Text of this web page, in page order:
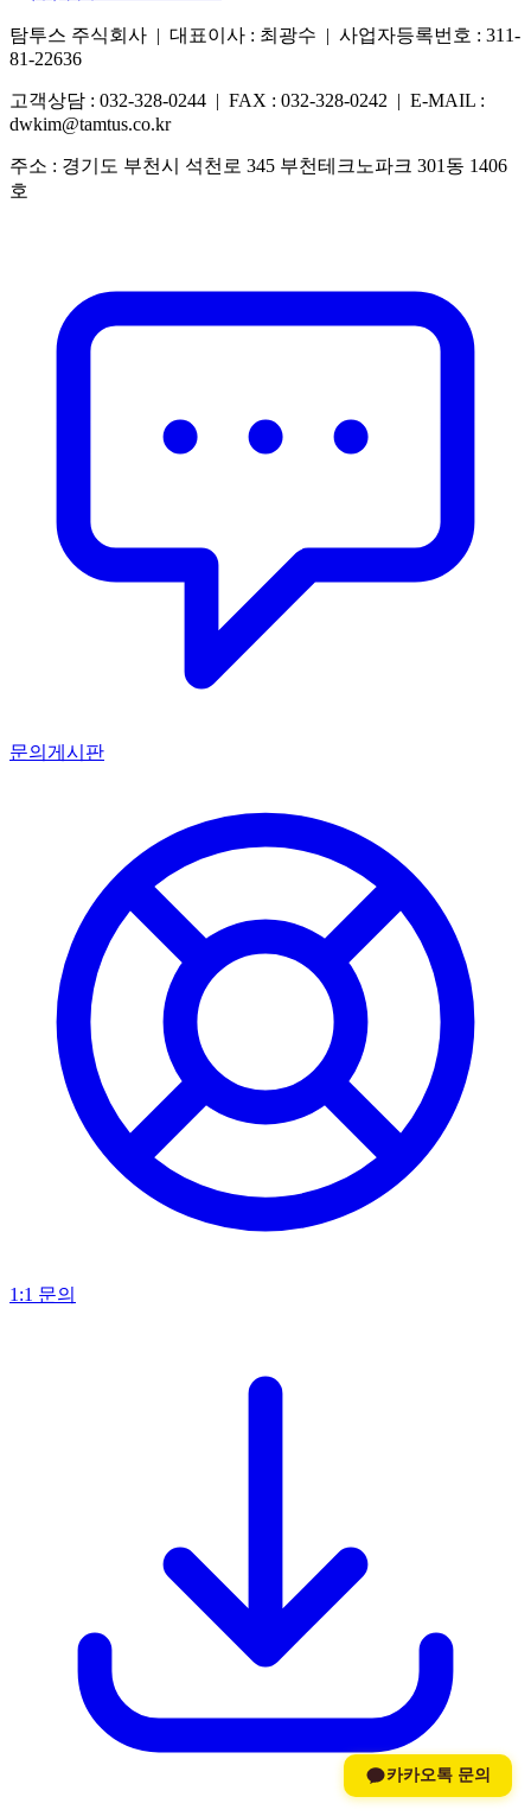
카카오톡 문의
탐투스 주식회사 | 대표이사 : 최광수 | 사업자등록번호 : 311-
81-22636
고객상담 : 032-328-0244 | FAX : 032-328-0242 | E-MAIL :
dwkim@tamtus.co.kr
주소 : 경기도 부천시 석천로 345 부천테크노파크 301동 1406
호
문의게시판
1:1 문의